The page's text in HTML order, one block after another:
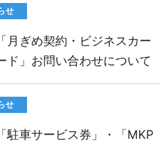
せ
月ぎめ契約・ビジネスカー
ド」お問い合わせについて
せ
駐車サービス券」・「MKP